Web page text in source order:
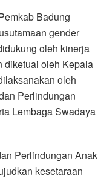
Badung
gender
oleh kinerja
diketuai oleh Kepala
oleh
Perlindungan
Lembaga Swadaya
Perlindungan Anak
kesetaraan